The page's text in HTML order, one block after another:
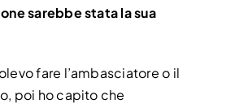
sarebbe stata la sua
fare l’ambasciatore o il
poi ho capito che